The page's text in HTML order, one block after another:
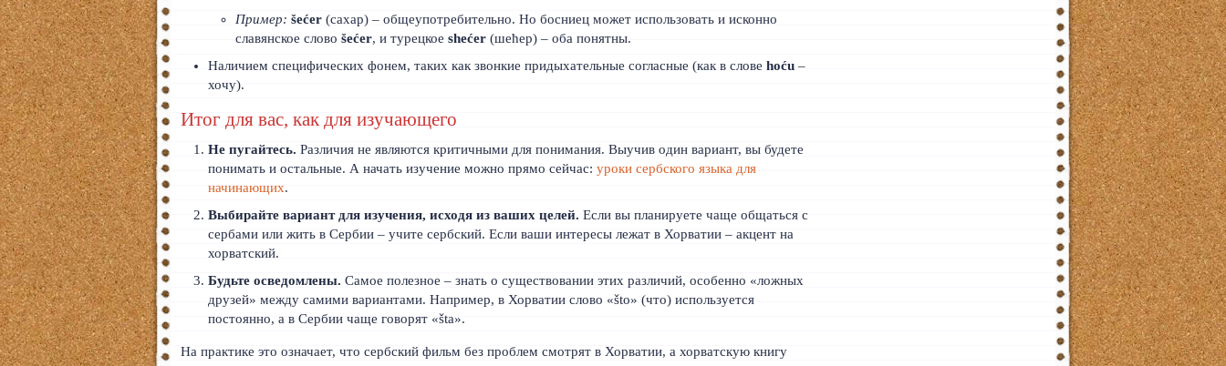
Пример: šećer (сахар) – общеупотребительно. Но босниец может использовать и исконно
славянское словоšećer, и турецкоеshećer (шећер) – оба понятны.
Наличием специфических фонем, таких как звонкие придыхательные согласные (как в словеhoću –
хочу).
Итог для вас, как для изучающего
Не пугайтесь. Различия не являются критичными для понимания. Выучив один вариант, вы будете
понимать и остальные. А начать изучение можно прямо сейчас:уроки сербского языка для
начинающих.
Выбирайте вариант для изучения, исходя из ваших целей. Если вы планируете чаще общаться с
сербами или жить в Сербии – учите сербский. Если ваши интересы лежат в Хорватии – акцент на
хорватский.
Будьте осведомлены. Самое полезное – знать о существовании этих различий, особенно «ложных
друзей» между самими вариантами. Например, в Хорватии слово «što» (что) используется
постоянно, а в Сербии чаще говорят «šta».
На практике это означает, что сербский фильм без проблем смотрят в Хорватии, а хорватскую книгу